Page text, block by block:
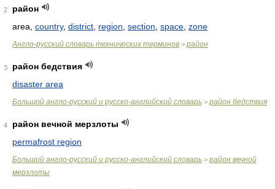
2
район
area, country, district region section space zone
Англо-русский словарь технических терминов > район
3
район бедствия
disaster area
Большой англо-русский и русско-английский словарь > район бедствия
4
район вечной мерзлоты
permafrost region
Большой англо-русский и русско-английский словарь > район вечной
мерзлоты